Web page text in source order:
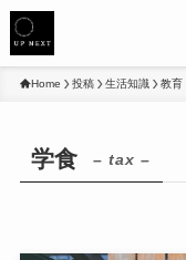
Home 投稿 生活知識 教育
学食 – tax –